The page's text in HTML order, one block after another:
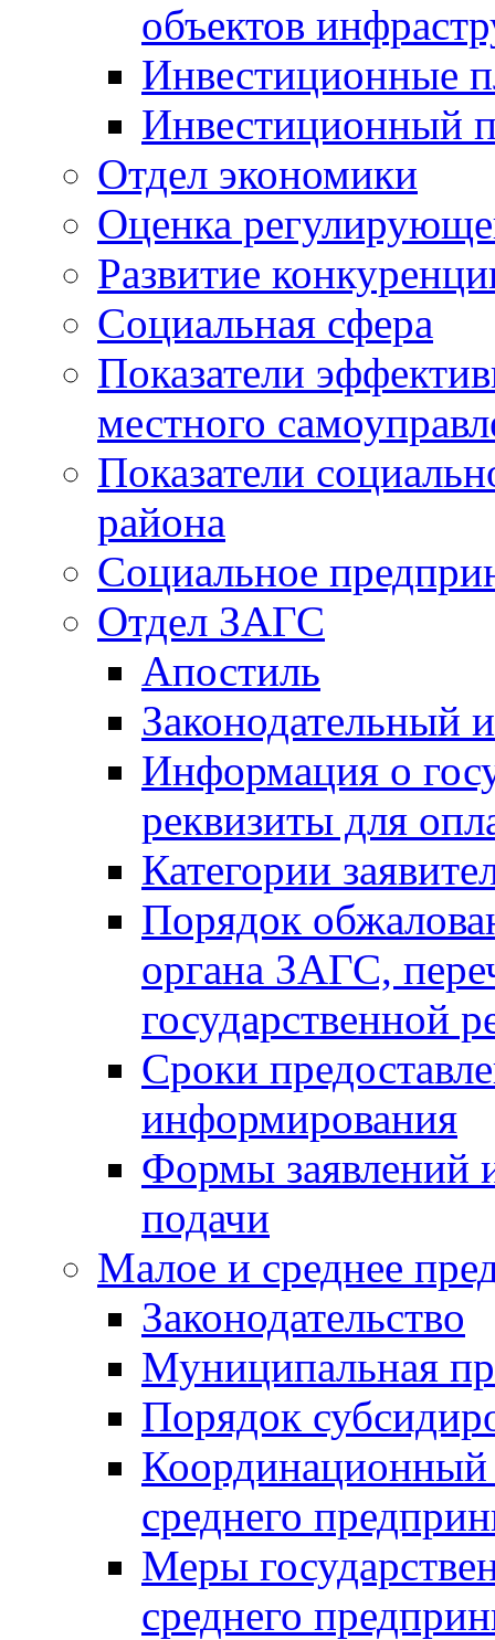
объектов
Инвестиционные
Инвестиционный
Отдел экономики
Оценка
Развитие
Социальная сфера
Показатели
местного
Показатели
района
Социальное
Отдел ЗАГС
Апостиль
Законодательный
Информация о
реквизиты для
Категории
Порядок
органа ЗАГС,
государственной
Сроки
информирования
Формы заявлений
подачи
Малое и среднее
Законодательство
Муниципальная
Порядок
Координационный
среднего
Меры
среднего